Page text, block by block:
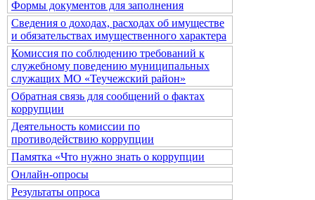
Формы документов для заполнения
Сведения о доходах, расходах об имуществе
и обязательствах имущественного характера
Комиссия по соблюдению требований к
служебному поведению муниципальных
служащих МО «Теучежский район»
Обратная связь для сообщений о фактах
коррупции
Деятельность комиссии по
противодействию коррупции
Памятка «Что нужно знать о коррупции
Онлайн-опросы
Результаты опроса